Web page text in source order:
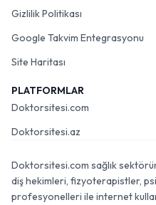
Gizlilik Politikası
Google Takvim Entegrasyonu
Site Haritası
PLATFORMLAR
Doktorsitesi.com
Doktorsitesi.az
Doktorsitesi.com sağlık
diş hekimleri, fizyoterapistler,
profesyonelleri ile internet